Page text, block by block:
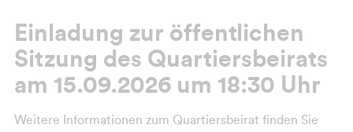
Einladung zur öffentlichen
Sitzung des Quartiersbeirats
am 15.09.2026 um 18:30 Uhr
Weitere Informationen zum Quartiersbeirat finden Sie